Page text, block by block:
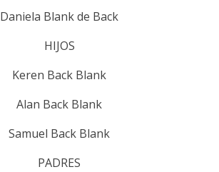
Daniela Blank de Back
HIJOS
Keren Back Blank
Alan Back Blank
Samuel Back Blank
PADRES